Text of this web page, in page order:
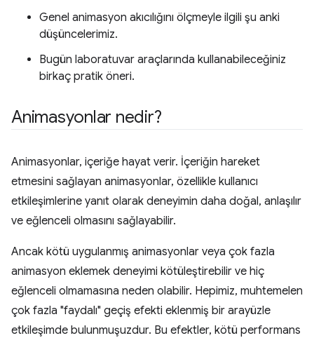
Genel animasyon akıcılığını ölçmeyle ilgili şu anki
düşüncelerimiz.
Bugün laboratuvar araçlarında kullanabileceğiniz
birkaç pratik öneri.
Animasyonlar nedir?
Animasyonlar, içeriğe hayat verir. İçeriğin hareket
etmesini sağlayan animasyonlar, özellikle kullanıcı
etkileşimlerine yanıt olarak deneyimin daha doğal, anlaşılır
ve eğlenceli olmasını sağlayabilir.
Ancak kötü uygulanmış animasyonlar veya çok fazla
animasyon eklemek deneyimi kötüleştirebilir ve hiç
eğlenceli olmamasına neden olabilir. Hepimiz, muhtemelen
çok fazla "faydalı" geçiş efekti eklenmiş bir arayüzle
etkileşimde bulunmuşuzdur. Bu efektler, kötü performans